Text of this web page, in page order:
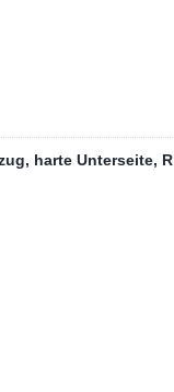
harte Unterseite, R